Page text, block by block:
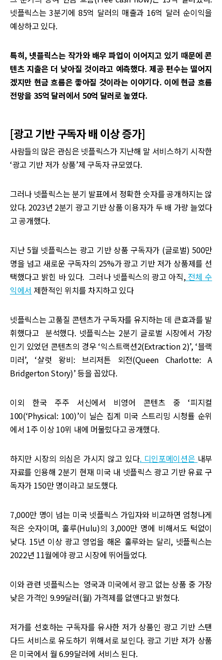
넷플릭스는 3분기에 85억 달러의 매출과 16억 달러 순이익을
예상하고 있다.
특히, 넷플릭스는 작가와 배우 파업이 이어지고 있기 때문에 콘
텐츠 지출은 더 낮아질 것이라고 예측했다. 제공 편수는 떨어지
겠지만 현금 흐름은 좋아질 것이라는 이야기다. 이에 현금 흐름
전망을 35억 달러에서 50억 달러로 높였다.
[광고 기반 구독자 배 이상 증가]
사람들의 많은 관심은 넷플릭스가 지난해 말 서비스하기 시작한
‘광고 기반 저가 상품’제 구독자 규모였다.
그러나 넷플릭스는 분기 발표에서 정확한 숫자를 공개하지는 않
았다. 2023년 2분기 광고 기반 상품 이용자가 두 배 가량 늘었다
고 공개했다.
지난 5월 넷플릭스는 광고 기반 상품 구독자가 (글로벌) 500만
명을 넘고 새로운 구독자의 25%가 광고 기반 저가 상품제를 선
택했다고 밝힌 바 있다. 그러나 넷플릭스의 광고 아직, 전체 수
익에서 제한적인 위치를 차지하고 있다
넷플릭스는 고품질 콘텐츠가 구독자를 유지하는 데 큰효과를 발
휘했다고 분석했다. 넷플릭스는 2분기 글로벌 시장에서 가장
인기 있었던 콘텐츠의 경우 ‘익스트랙션2(Extraction 2)’, ‘블랙
미러’, ‘샬럿 왕비: 브리저튼 외전(Queen Charlotte: A
Bridgerton Story)’ 등을 꼽았다.
이외 한국 주주 서신에서 비영어 콘텐츠 중 ‘피지컬
100(‘Physical: 100)’이 닐슨 집계 미국 스트리밍 시청률 순위
에서 1주 이상 10위 내에 머물렀다고 공개했다.
하지만 시장의 의심은 가시지 않고 있다. 디인포메이션은 내부
자료를 인용해 2분기 현재 미국 내 넷플릭스 광고 기반 유료 구
독자가 150만 명이라고 보도했다.
7,000만 명이 넘는 미국 넷플릭스 가입자와 비교하면 엄청나게
적은 숫자이며, 훌루(Hulu)의 3,000만 명에 비해서도 턱없이
낮다. 15년 이상 광고 영업을 해온 훌루와는 달리, 넷플릭스는
2022년 11월에야 광고 시장에 뛰어들었다.
이와 관련 넷플릭스는 영국과 미국에서 광고 없는 상품 중 가장
낮은 가격인 9.99달러(월) 가격제를 없앤다고 밝혔다.
저가를 선호하는 구독자를 유사한 저가 상품인 광고 기반 스탠
다드 서비스로 유도하기 위해서로 보인다. 광고 기반 저가 상품
은 미국에서 월 6.99달러에 서비스 된다.